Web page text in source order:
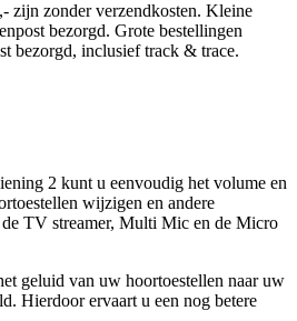
zijn zonder verzendkosten. Kleine
bezorgd. Grote bestellingen
bezorgd, inclusief track & trace.
2 kunt u eenvoudig het volume en
wijzigen en andere
de TV streamer, Multi Mic en de Micro
geluid van uw hoortoestellen naar uw
Hierdoor ervaart u een nog betere